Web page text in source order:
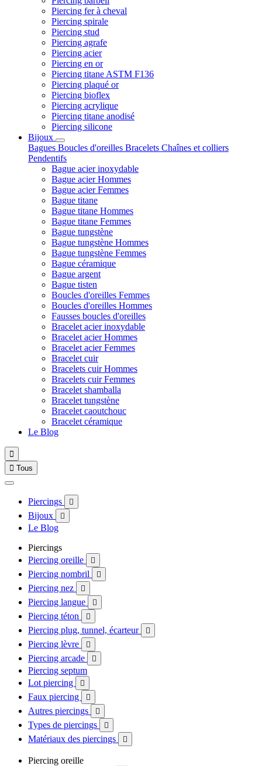
Piercing fer à cheval
Piercing spirale
Piercing stud
Piercing agrafe
Piercing acier
Piercing en or
Piercing titane ASTM F136
Piercing plaqué or
Piercing bioflex
Piercing acrylique
Piercing titane anodisé
Piercing silicone
Bijoux
Bagues Boucles d'oreilles Bracelets Chaînes et colliers
Pendentifs
Bague acier inoxydable
Bague acier Hommes
Bague acier Femmes
Bague titane
Bague titane Hommes
Bague titane Femmes
Bague tungstène
Bague tungstène Hommes
Bague tungstène Femmes
Bague céramique
Bague argent
Bague tisten
Boucles d'oreilles Femmes
Boucles d'oreilles Hommes
Fausses boucles d'oreilles
Bracelet acier inoxydable
Bracelet acier Hommes
Bracelet acier Femmes
Bracelet cuir
Bracelets cuir Hommes
Bracelets cuir Femmes
Bracelet shamballa
Bracelet tungstène
Bracelet caoutchouc
Bracelet céramique
Le Blog

 Tous
Piercings 
Bijoux 
Le Blog
Piercings
Piercing oreille

Piercing nombril 
Piercing nez 
Piercing langue 
Piercing téton 
Piercing plug, tunnel, écarteur 
Piercing lèvre 
Piercing arcade 
Piercing septum
Lot piercing

Faux piercing 
Autres piercings 
Types de piercings 
Matériaux des piercings 
Piercing oreille